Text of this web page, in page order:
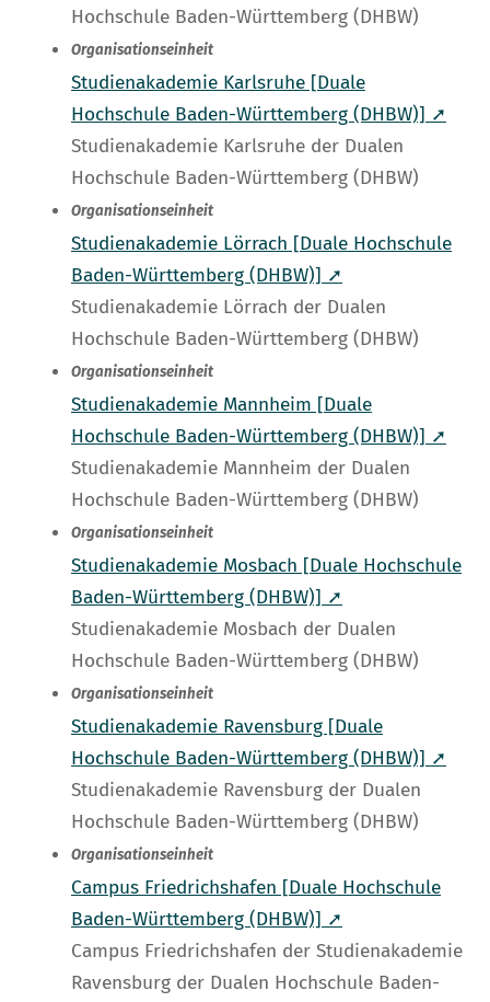
Hochschule Baden-Württemberg (DHBW)
Organisationseinheit
Studienakademie Karlsruhe [Duale
Hochschule Baden-Württemberg (DHBW)] ➚
Studienakademie Karlsruhe der Dualen
Hochschule Baden-Württemberg (DHBW)
Organisationseinheit
Studienakademie Lörrach [Duale Hochschule
Baden-Württemberg (DHBW)] ➚
Studienakademie Lörrach der Dualen
Hochschule Baden-Württemberg (DHBW)
Organisationseinheit
Studienakademie Mannheim [Duale
Hochschule Baden-Württemberg (DHBW)] ➚
Studienakademie Mannheim der Dualen
Hochschule Baden-Württemberg (DHBW)
Organisationseinheit
Studienakademie Mosbach [Duale Hochschule
Baden-Württemberg (DHBW)] ➚
Studienakademie Mosbach der Dualen
Hochschule Baden-Württemberg (DHBW)
Organisationseinheit
Studienakademie Ravensburg [Duale
Hochschule Baden-Württemberg (DHBW)] ➚
Studienakademie Ravensburg der Dualen
Hochschule Baden-Württemberg (DHBW)
Organisationseinheit
Campus Friedrichshafen [Duale Hochschule
Baden-Württemberg (DHBW)] ➚
Campus Friedrichshafen der Studienakademie
Ravensburg der Dualen Hochschule Baden-